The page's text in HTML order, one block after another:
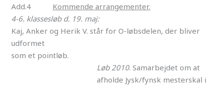
Add.4 Kommende arrangementer.
4-6. klassesløb d. 19. maj:
Kaj, Anker og Herik V. står for O-løbsdelen, der bliver
udformet
som et pointløb.
Løb 2010. Samarbejdet om at
afholde Jysk/fynsk mesterskal i